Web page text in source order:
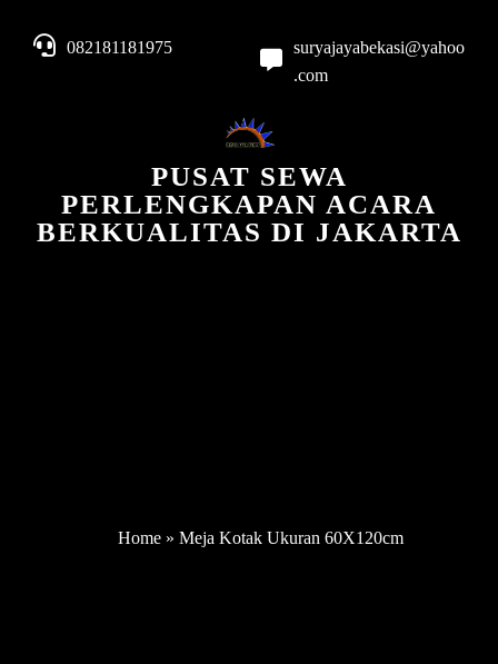
082181181975
suryajayabekasi@yahoo
.com
PUSAT SEWA
PERLENGKAPAN ACARA
BERKUALITAS DI JAKARTA
Home» Meja Kotak Ukuran 60X120cm